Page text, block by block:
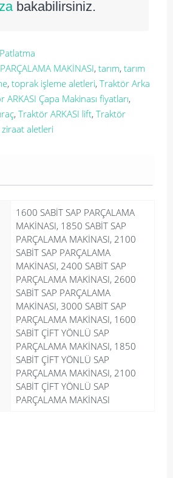
bakabilirsiniz.
MAKİNASI, tarım, tarım
, toprak işleme aletleri, Traktör Arka
ARKASI Çapa Makinası fiyatları,
, Traktör ARKASI lift, Traktör
ziraat aletleri
1600 SABİT SAP PARÇALAMA
MAKİNASI, 1850 SABİT SAP
PARÇALAMA MAKİNASI, 2100
SABİT SAP PARÇALAMA
MAKİNASI, 2400 SABİT SAP
PARÇALAMA MAKİNASI, 2600
SABİT SAP PARÇALAMA
MAKİNASI, 3000 SABİT SAP
PARÇALAMA MAKİNASI, 1600
SABİT ÇİFT YÖNLÜ SAP
PARÇALAMA MAKİNASI, 1850
SABİT ÇİFT YÖNLÜ SAP
PARÇALAMA MAKİNASI, 2100
SABİT ÇİFT YÖNLÜ SAP
PARÇALAMA MAKİNASI